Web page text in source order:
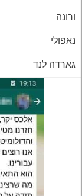
ורונה
נאפולי
גארדה לנד